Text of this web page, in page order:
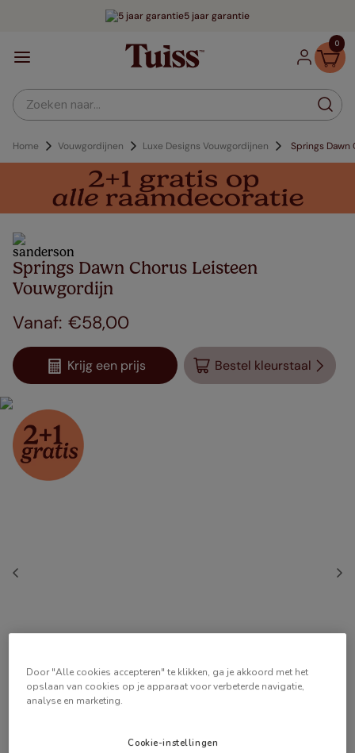
5 jaar garantie
0
Zoeken naar...
Home Vouwgordijnen Luxe Designs Vouwgordijnen Springs Dawn
Springs Dawn Chorus Leisteen
Vouwgordijn
€58,00
Krijg een prijs Bestel kleurstaal
Door "Alle cookies accepteren" te klikken, ga je akkoord met het
opslaan van cookies op je apparaat voor verbeterde navigatie,
analyse en marketing.
Cookie-instellingen